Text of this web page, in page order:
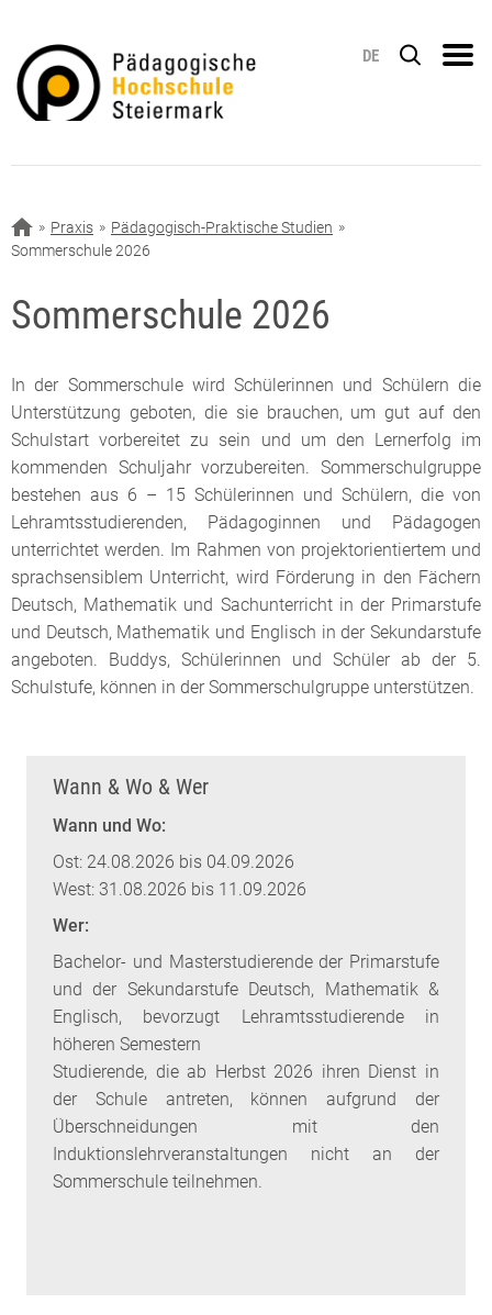
DE
Praxis
Pädagogisch-Praktische Studien
Sommerschule 2026
Sommerschule 2026
In der Sommerschule wird Schülerinnen und Schülern die
Unterstützung geboten, die sie brauchen, um gut auf den
Schulstart vorbereitet zu sein und um den Lernerfolg im
kommenden Schuljahr vorzubereiten. Sommerschulgruppe
bestehen aus 6 – 15 Schülerinnen und Schülern, die von
Lehramtsstudierenden, Pädagoginnen und Pädagogen
unterrichtet werden. Im Rahmen von projektorientiertem und
sprachsensiblem Unterricht, wird Förderung in den Fächern
Deutsch, Mathematik und Sachunterricht in der Primarstufe
und Deutsch, Mathematik und Englisch in der Sekundarstufe
angeboten. Buddys, Schülerinnen und Schüler ab der 5.
Schulstufe, können in der Sommerschulgruppe unterstützen.
Wann & Wo & Wer
Wann und Wo:
Ost: 24.08.2026 bis 04.09.2026
West: 31.08.2026 bis 11.09.2026
Wer:
Bachelor- und Masterstudierende der Primarstufe
und der Sekundarstufe Deutsch, Mathematik &
Englisch, bevorzugt Lehramtsstudierende in
höheren Semestern
Studierende, die ab Herbst 2026 ihren Dienst in
der Schule antreten, können aufgrund der
Überschneidungen mit den
Induktionslehrveranstaltungen nicht an der
Sommerschule teilnehmen.